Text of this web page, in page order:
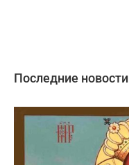
Последние новости